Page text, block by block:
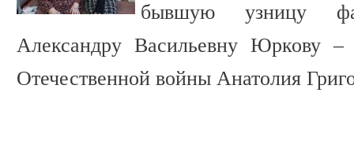
бывшую узницу
Александру Васильевну Юркову –
Отечественной войны Анатолия